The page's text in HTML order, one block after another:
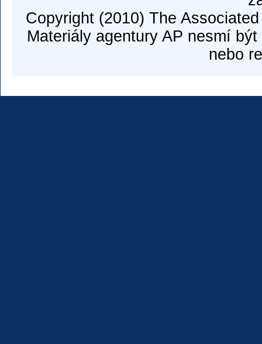
Copyright (2010) The
Materiály agentury AP nesmí
nebo